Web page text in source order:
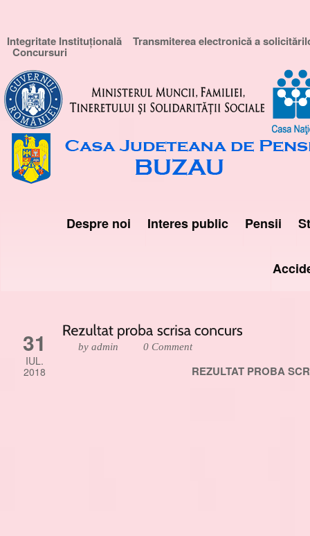
Integritate Instituțională Transmiterea electronică a
Concursuri
Despre noi Interes public Pensii
31
IUL.
2018
by admin 0 Comment
REZULTAT PROBA